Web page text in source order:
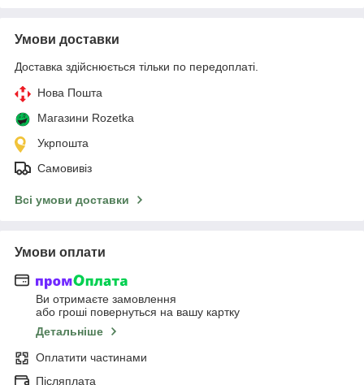
Умови доставки
Доставка здійснюється тільки по передоплаті.
Нова Пошта
Магазини Rozetka
Укрпошта
Самовивіз
Всі умови доставки
Умови оплати
Ви отримаєте замовлення
або гроші повернуться на вашу картку
Детальніше
Оплатити частинами
Післяплата